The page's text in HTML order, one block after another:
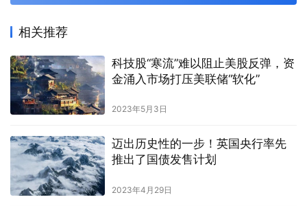
相关推荐
科技股“寒流”难以阻止美股反弹，资
金涌入市场打压美联储“软化”
2023年5月3日
迈出历史性的一步！英国央行率先
推出了国债发售计划
2023年4月29日